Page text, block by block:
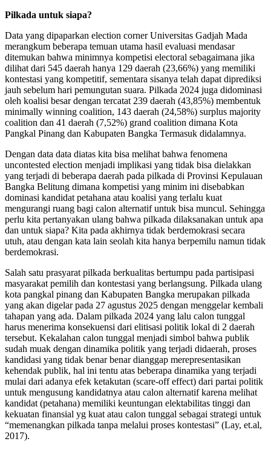
Pilkada untuk siapa?
Data yang dipaparkan election corner Universitas Gadjah Mada
merangkum beberapa temuan utama hasil evaluasi mendasar
ditemukan bahwa minimnya kompetisi electoral sebagaimana jika
dilihat dari 545 daerah hanya 129 daerah (23,66%) yang memiliki
kontestasi yang kompetitif, sementara sisanya telah dapat diprediksi
jauh sebelum hari pemungutan suara. Pilkada 2024 juga didominasi
oleh koalisi besar dengan tercatat 239 daerah (43,85%) membentuk
minimally winning coalition, 143 daerah (24,58%) surplus majority
coalition dan 41 daerah (7,52%) grand coalition dimana Kota
Pangkal Pinang dan Kabupaten Bangka Termasuk didalamnya.
Dengan data data diatas kita bisa melihat bahwa fenomena
uncontested election menjadi implikasi yang tidak bisa dielakkan
yang terjadi di beberapa daerah pada pilkada di Provinsi Kepulauan
Bangka Belitung dimana kompetisi yang minim ini disebabkan
dominasi kandidat petahana atau koalisi yang terlalu kuat
mengurangi ruang bagi calon alternatif untuk bisa muncul. Sehingga
perlu kita pertanyakan ulang bahwa pilkada dilaksanakan untuk apa
dan untuk siapa? Kita pada akhirnya tidak berdemokrasi secara
utuh, atau dengan kata lain seolah kita hanya berpemilu namun tidak
berdemokrasi.
Salah satu prasyarat pilkada berkualitas bertumpu pada partisipasi
masyarakat pemilih dan kontestasi yang berlangsung. Pilkada ulang
kota pangkal pinang dan Kabupaten Bangka merupakan pilkada
yang akan digelar pada 27 agustus 2025 dengan menggelar kembali
tahapan yang ada. Dalam pilkada 2024 yang lalu calon tunggal
harus menerima konsekuensi dari elitisasi politik lokal di 2 daerah
tersebut. Kekalahan calon tunggal menjadi simbol bahwa publik
sudah muak dengan dinamika politik yang terjadi didaerah, proses
kandidasi yang tidak benar benar dianggap merepresentasikan
kehendak publik, hal ini tentu atas beberapa dinamika yang terjadi
mulai dari adanya efek ketakutan (scare-off effect) dari partai politik
untuk mengusung kandidatnya atau calon alternatif karena melihat
kandidat (petahana) memiliki keuntungan elektabilitas tinggi dan
kekuatan finansial yg kuat atau calon tunggal sebagai strategi untuk
“memenangkan pilkada tanpa melalui proses kontestasi” (Lay, et.al,
2017).